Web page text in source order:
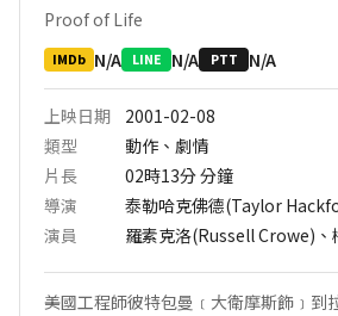
Proof of Life
IMDb N/A LINE N/A PTT N/A
上映日期
2001-02-08
類型
動作、劇情
片長
02時13分分鐘
導演
泰勒哈克佛德(Taylor
演員
羅素克洛(Russell Crowe)
美國工程師彼特包曼﹝大衛摩斯飾﹞到